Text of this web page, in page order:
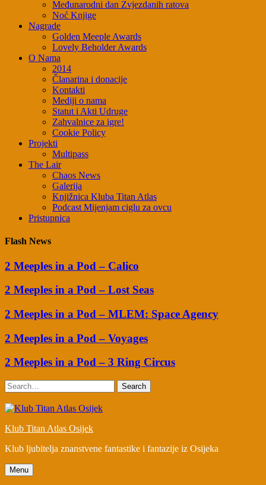
Međunarodni dan Zvjezdanih ratova
Noć Knjige
Nagrade
Golden Meeple Awards
Lovely Beholder Awards
O Nama
2014
Članarina i donacije
Kontakti
Mediji o nama
Statut i Akti Udruge
Zahvalnice za igre!
Cookie Policy
Projekti
Multipass
The Lair
Chaos News
Galerija
Knjižnica Kluba Titan Atlas
Podcast Mijenjam ciglu za ovcu
Pristupnica
Flash News
2 Meeples in a Pod – Calico
2 Meeples in a Pod – Lost Seas
2 Meeples in a Pod – MLEM: Space Agency
2 Meeples in a Pod – Voyages
2 Meeples in a Pod – 3 Ring Circus
Search
Klub Titan Atlas Osijek
Klub ljubitelja znanstvene fantastike i fantazije iz Osijeka
Menu